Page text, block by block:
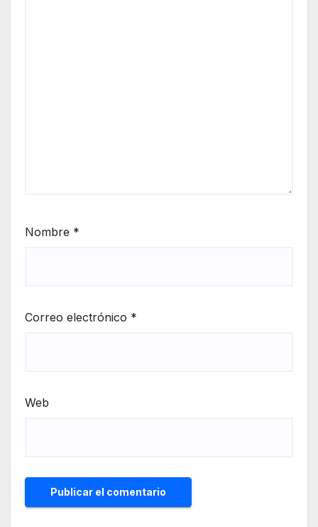
Nombre *
Correo electrónico *
Web